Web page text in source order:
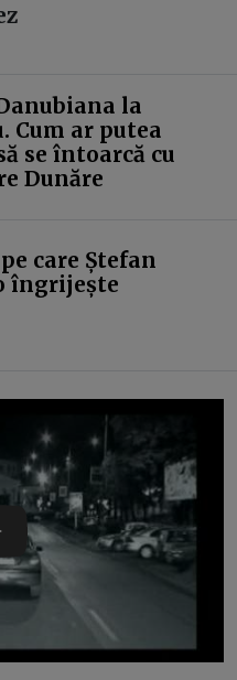
la
Cum ar putea
se întoarcă cu
Dunăre
care Ștefan
îngrijește